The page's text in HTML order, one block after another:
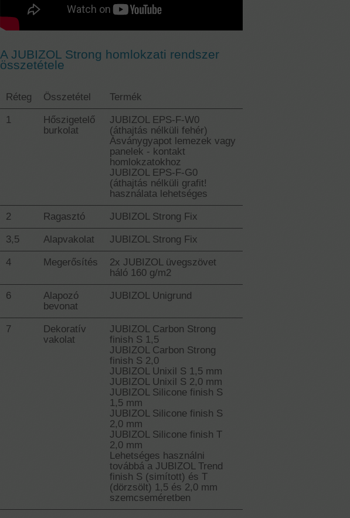
A JUBIZOL Strong homlokzati rendszer
összetétele
Réteg Összetétel Termék
1
Hőszigetelő
burkolat
JUBIZOL EPS-F-W0
(áthajtás nélküli fehér)
Ásványgyapot lemezek vagy
panelek - kontakt
homlokzatokhoz
JUBIZOL EPS-F-G0
(áthajtás nélküli grafit!
használata lehetséges
2 Ragasztó JUBIZOL Strong Fix
3,5 Alapvakolat JUBIZOL Strong Fix
4 Megerősítés
2x JUBIZOL üvegszövet
háló 160 g/m2
6
Alapozó
bevonat
JUBIZOL Unigrund
7
Dekoratív
vakolat
JUBIZOL Carbon Strong
finish S 1,5
JUBIZOL Carbon Strong
finish S 2,0
JUBIZOL Unixil S 1,5 mm
JUBIZOL Unixil S 2,0 mm
JUBIZOL Silicone finish S
1,5 mm
JUBIZOL Silicone finish S
2,0 mm
JUBIZOL Silicone finish T
2,0 mm
Lehetséges használni
továbbá a JUBIZOL Trend
finish S (simított) és T
(dörzsölt) 1,5 és 2,0 mm
szemcseméretben